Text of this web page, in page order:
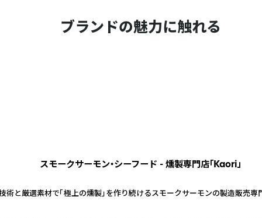
ブランドの魅力に触れる
スモークサーモン・シーフード - 燻製専門店「Kaori」
と厳選素材で「極上の燻製」を作り続けるスモークサーモンの製造販売専